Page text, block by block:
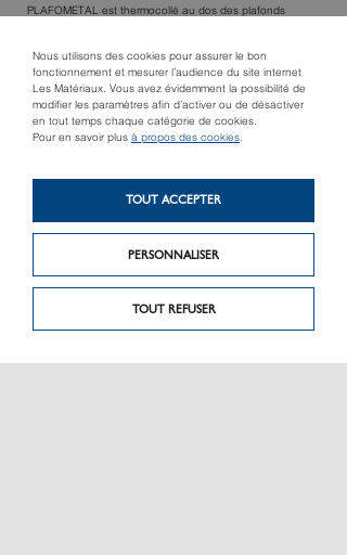
Nous utilisons des cookies pour assurer le bon
fonctionnement et mesurer l’audience du site internet
Les Matériaux. Vous avez évidemment la possibilité de
modifier les paramètres afin d’activer ou de désactiver
en tout temps chaque catégorie de cookies.
Pour en savoir plus à propos des cookies.
TOUT REFUSER
PERSONNALISER
TOUT ACCEPTER
PLAFOMETAL est thermocollé au dos des plafonds
spécifique surfacé pour des performances optimales ou
un isolant spécificque ensaché pour faciliter la mise en
oeuvre.